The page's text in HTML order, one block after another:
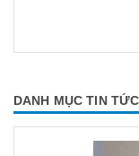
DANH MỤC TIN TỨC